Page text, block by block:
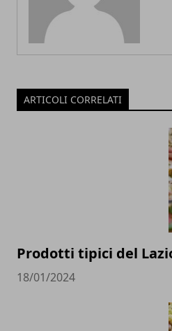
ARTICOLI CORRELATI
Prodotti tipici del
18/01/2024